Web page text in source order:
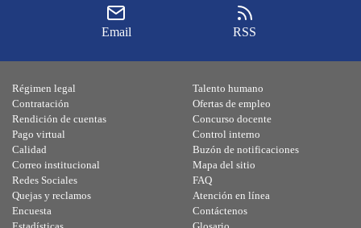
Email RSS
Régimen legal
Contratación
Rendición de cuentas
Pago virtual
Calidad
Talento humano
Ofertas de empleo
Concurso docente
Control interno
Buzón de notificaciones
Correo institucional
Redes Sociales
Quejas y reclamos
Encuesta
Mapa del sitio
FAQ
Atención en línea
Contáctenos